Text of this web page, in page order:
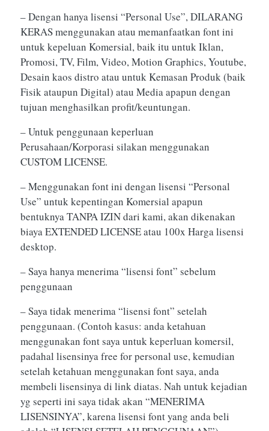
– Dengan hanya lisensi “Personal Use”, DILARANG
KERAS menggunakan atau memanfaatkan font ini
untuk kepeluan Komersial, baik itu untuk Iklan,
Promosi, TV, Film, Video, Motion Graphics, Youtube,
Desain kaos distro atau untuk Kemasan Produk (baik
Fisik ataupun Digital) atau Media apapun dengan
tujuan menghasilkan profit/keuntungan.
– Untuk penggunaan keperluan
Perusahaan/Korporasi silakan menggunakan
CUSTOM LICENSE.
– Menggunakan font ini dengan lisensi “Personal
Use” untuk kepentingan Komersial apapun
bentuknya TANPA IZIN dari kami, akan dikenakan
biaya EXTENDED LICENSE atau 100x Harga lisensi
desktop.
– Saya hanya menerima “lisensi font” sebelum
penggunaan
– Saya tidak menerima “lisensi font” setelah
penggunaan. (Contoh kasus: anda ketahuan
menggunakan font saya untuk keperluan komersil,
padahal lisensinya free for personal use, kemudian
setelah ketahuan menggunakan font saya, anda
membeli lisensinya di link diatas. Nah untuk kejadian
yg seperti ini saya tidak akan “MENERIMA
LISENSINYA”, karena lisensi font yang anda beli